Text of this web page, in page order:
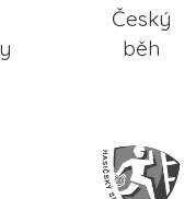
Český
běh